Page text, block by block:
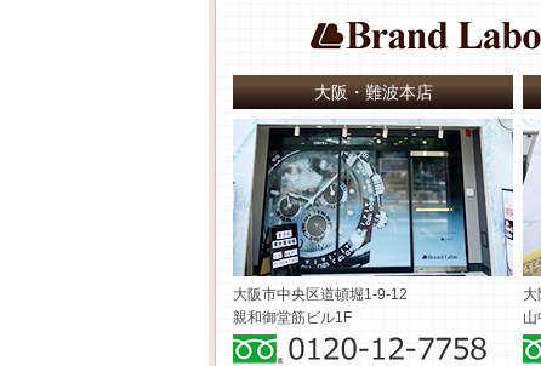
大阪・難波本店
大阪市中央区道頓堀1-9-12
親和御堂筋ビル1F